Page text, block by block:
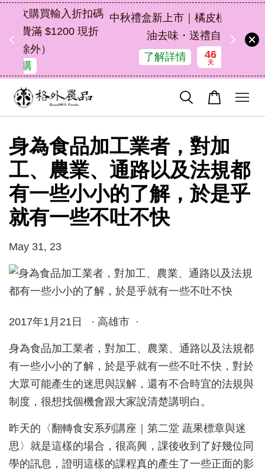
中秋禮盒新上市｜橘皮植萃永續好禮，解
油去味・送禮自用兩相宜
20
小時
30
分鐘
22
秒
身為食品加工業者，對加
工、農業、通路以及法規都
有一些小小的了解，於是乎
就有一些不吐不快
May 31, 23
2017年1月21日 · 高雄市 ·
身為食品加工業者，對加工、農業、通路以及法規都
有一些小小的了解，於是乎就有一些不吐不快，對於
大眾可能產生的迷思與誤解，還有不合時宜的法規與
制度，很想找個機會跟大家說清楚講明白。
昨天的〈翻轉食安系列講座｜第二堂 蔬果標章與迷
思〉就是這樣的場合，很高興，課後收到了好幾位同
學的訊息，證明這樣的課程真的產生了一些正面的影